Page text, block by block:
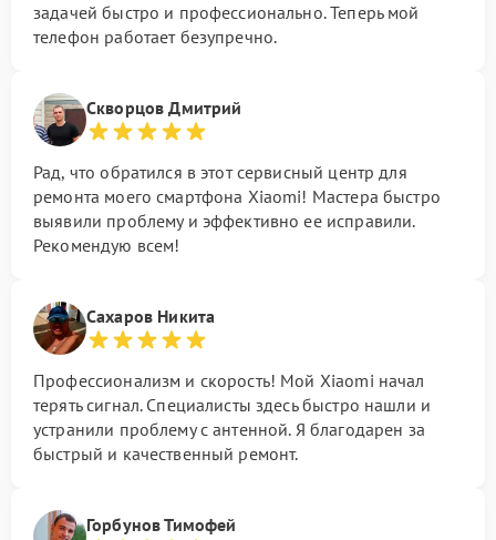
задачей быстро и профессионально. Теперь мой
телефон работает безупречно.
Скворцов Дмитрий
Рад, что обратился в этот сервисный центр для
ремонта моего смартфона Xiaomi! Мастера быстро
выявили проблему и эффективно ее исправили.
Рекомендую всем!
Сахаров Никита
Профессионализм и скорость! Мой Xiaomi начал
терять сигнал. Специалисты здесь быстро нашли и
устранили проблему с антенной. Я благодарен за
быстрый и качественный ремонт.
Горбунов Тимофей